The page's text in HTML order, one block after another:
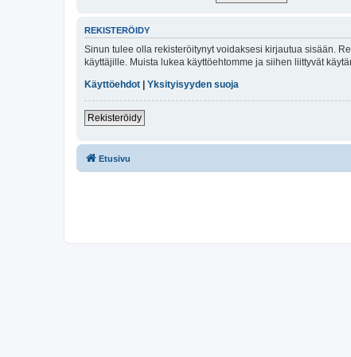
REKISTERÖIDY
Sinun tulee olla rekisteröitynyt voidaksesi kirjautua sisään.
käyttäjille. Muista lukea käyttöehtomme ja siihen liittyvät
Käyttöehdot | Yksityisyyden suoja
Rekisteröidy
Etusivu